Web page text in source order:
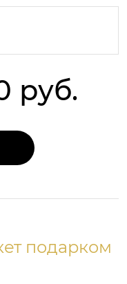
руб.
подарком